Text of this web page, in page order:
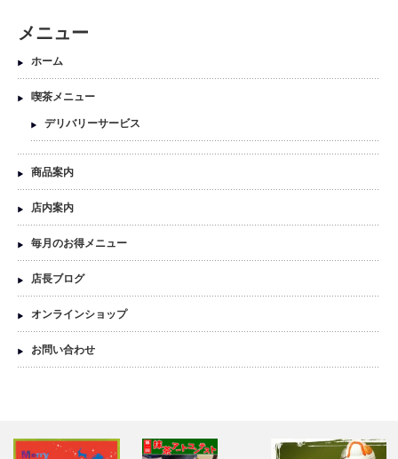
メニュー
ホーム
喫茶メニュー
デリバリーサービス
商品案内
店内案内
毎月のお得メニュー
店長ブログ
オンラインショップ
お問い合わせ